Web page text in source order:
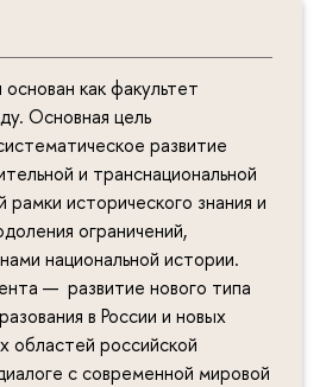
как факультет
Основная цель
развитие
и транснациональной
исторического знания и
ограничений,
национальной истории.
— развитие нового типа
в России и новых
областей российской
с современной мировой